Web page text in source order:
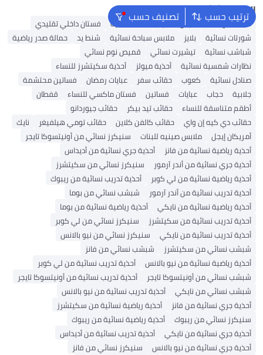
ترتيب حسب تصنيف حسب البحث الشائع
شنط ألدو شنط جيس نسائية شنط نسائية
فستان داخلي تقليدي
شورتات نسائية
بلايز ملابس سباحة نسائية شنط يد
حمالة صدر رياضية
شباشب نسائية
تيشيرت نسائي
قميص نوم نسائي
نظارات شمسية نسائية
أحذية ميولز
أحذية سكيتشرز للنساء
صنادل نسائية
كعوب حقائب سفر عبايات رمضان
فساتين محتشمة
جلابية
حجاب عبايات فساتين فستان ماكسي للنساء
قفطان
أطقم متناسقة للنساء
حقائب تيد بيكر
حقائب جيوردانو
حقائب دي كيه إن واي
حقائب كالفن كلاين حقائب تومي هيلفيغر
نايك
أمريكان إيجل
ملابس صينيه للبنات
سنيكرز نسائي من أونيتسوكا تايجر
أحذية رياضية نسائية من فانز
أحذية جري نسائية من أديداس
أحذية جري نسائية من أندر آرمور
سنيكرز نسائي من سكيتشرز
أحذية رياضية نسائية من لي كوبر
أحذية تدريب نسائية من ريبوك
أحذية تدريب نسائية من أندر آرمور
شبشب نسائي من بوما
أحذية رياضية نسائية من نايكي
أحذية رياضية نسائية من بوما
أحذية تدريب نسائية من سكيتشرز
سنيكرز نسائي من لي كوبر
أحذية تدريب نسائية من نايكي
سنيكرز نسائي من نيو بالانس
شبشب نسائي من سكيتشرز
شبشب نسائي من فانز
أحذية رياضية نسائية من نيو بالانس
أحذية تدريب نسائية من لي كوبر
شبشب نسائي من أونيتسوكا تايجر
أحذية تدريب نسائية من أونيتسوكا تايجر
شبشب نسائي من نايكي
أحذية تدريب نسائية من نيو بالانس
أحذية جري نسائية من فانز
أحذية رياضية نسائية من سكيتشرز
سنيكرز نسائي من ريبوك
أحذية رياضية نسائية من ريبوك
أحذية جري نسائية من نايكي
أحذية تدريب نسائية من أديداس
أحذية جري نسائية من نيو بالانس
سنيكرز نسائي من فانز